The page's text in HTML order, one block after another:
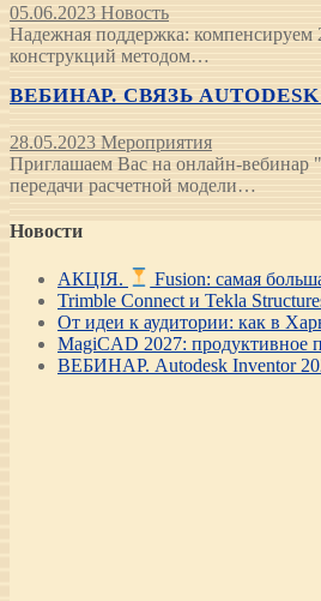
05.06.2023 Новость
Надежная поддержка:
конструкций методом…
ВЕБИНАР. СВЯЗЬ
28.05.2023 Мероприятия
Приглашаем Вас на онлайн-вебинар
передачи расчетной модели…
Новости
АКЦІЯ. Fusion: самая
Trimble Connect и Tekla
От идеи к аудитории: как в
MagiCAD 2027: продуктивное
ВЕБИНАР. Autodesk Inventor